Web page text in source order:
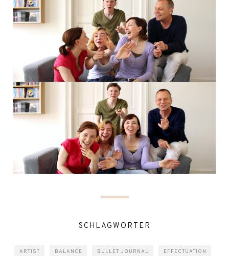
SCHLAGWÖRTER
ARTIST BALANCE BULLET JOURNAL EFFECTUATION